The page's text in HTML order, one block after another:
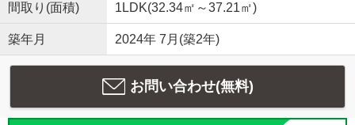
間取り(面積) 1LDK(32.34㎡～37.21㎡)
築年月 2024年 7月(築2年)
お問い合わせ(無料)